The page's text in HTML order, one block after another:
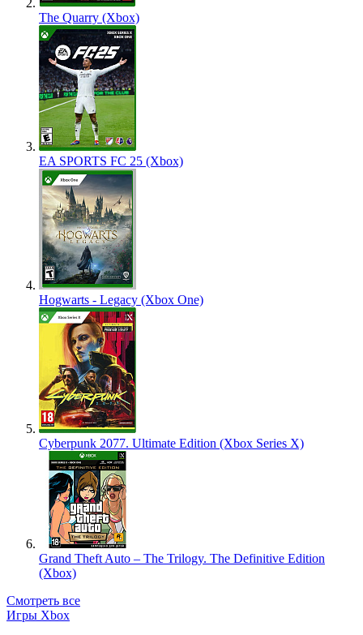
The Quarry (Xbox)
EA SPORTS FC 25 (Xbox)
Hogwarts - Legacy (Xbox One)
Cyberpunk 2077. Ultimate Edition (Xbox Series X)
Grand Theft Auto – The Trilogy. The Definitive Edition
(Xbox)
Смотреть все
Игры Xbox